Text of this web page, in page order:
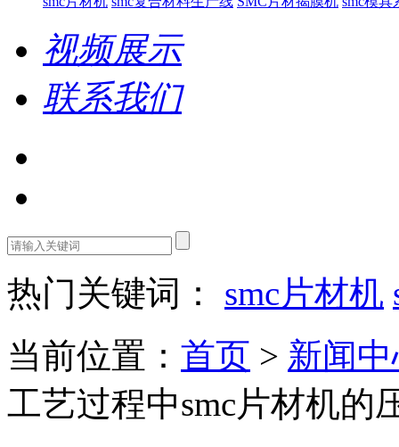
视频展示
联系我们
热门关键词： smc片材机
当前位置： 首页 > 新闻
工艺过程中smc片材机的